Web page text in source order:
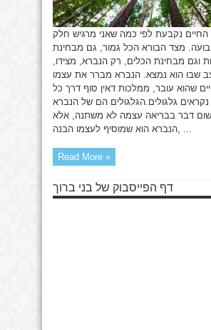
החיים נקבעת לפי כמה שאני מרגיש חלק
מצד הבורא הכל גמור, גם מבחינת
וגם מבחינת הכלים, רק הנברא, מצידו,
שבו הוא נמצא. הנברא מברר את עצמו
שהוא עובר, ממלכות דאין סוף דרך כל
גלגולים.הגלגולים הם של הנברא
דבר בבריאה עצמה לא משתנה, אלא
הנברא הוא שמוסיף לעצמו הבנה, ...
Read More »
דף הפייסבוק של בני ברוך